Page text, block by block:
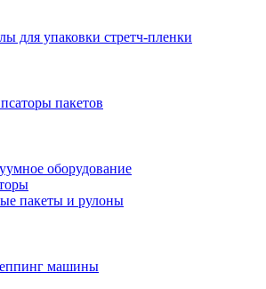
для упаковки стретч-пленки
пакетов
оборудование
пакеты и рулоны
машины